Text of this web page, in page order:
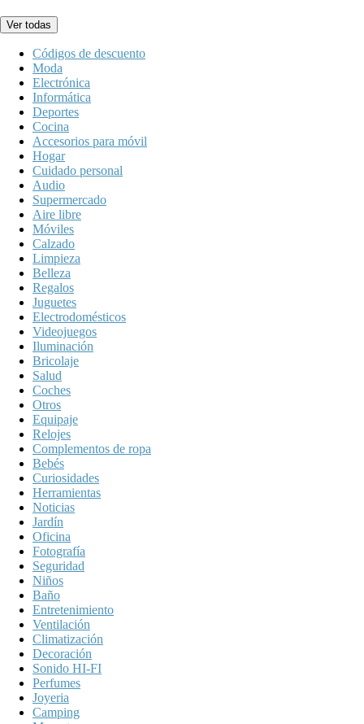
Ver todas
Códigos de descuento
Moda
Electrónica
Informática
Deportes
Cocina
Accesorios para móvil
Hogar
Cuidado personal
Audio
Supermercado
Aire libre
Móviles
Calzado
Limpieza
Belleza
Regalos
Juguetes
Electrodomésticos
Videojuegos
Iluminación
Bricolaje
Salud
Coches
Otros
Equipaje
Relojes
Complementos de ropa
Bebés
Curiosidades
Herramientas
Noticias
Jardín
Oficina
Fotografía
Seguridad
Niños
Baño
Entretenimiento
Ventilación
Climatización
Decoración
Sonido HI-FI
Perfumes
Joyeria
Camping